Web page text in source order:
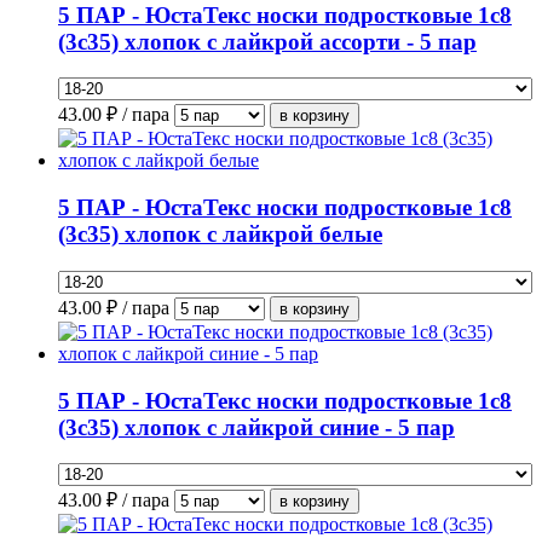
5 ПАР - ЮстаТекс носки подростковые 1с8
(3с35) хлопок с лайкрой ассорти - 5 пар
43.00 ₽ / пара
5 ПАР - ЮстаТекс носки подростковые 1с8
(3с35) хлопок с лайкрой белые
43.00 ₽ / пара
5 ПАР - ЮстаТекс носки подростковые 1с8
(3с35) хлопок с лайкрой синие - 5 пар
43.00 ₽ / пара